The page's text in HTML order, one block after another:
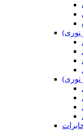
نوری)
نوری)